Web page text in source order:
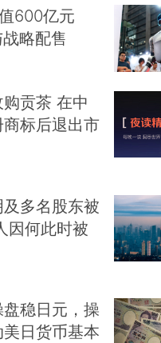
600亿元
略配售
贡茶 在中
标后退出市
及多名股东被
因何此时被
稳日元，操
日货币基本